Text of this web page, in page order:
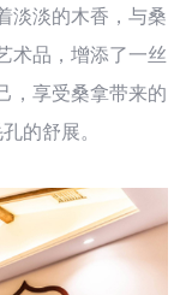
淡淡的木香，与桑
术品，增添了一丝
，享受桑拿带来的
的舒展。